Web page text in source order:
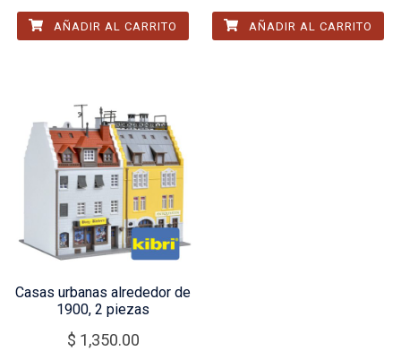
AÑADIR AL CARRITO AÑADIR AL CARRITO
Casas urbanas alrededor de
1900, 2 piezas
$ 1,350.00